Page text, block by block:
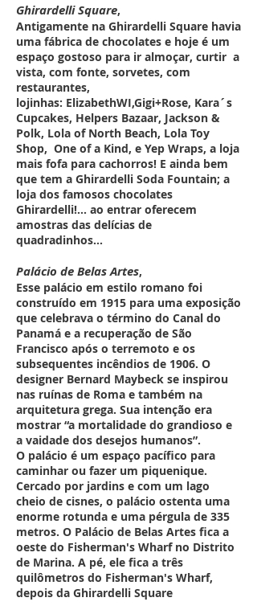
Ghirardelli Square,
Antigamente na Ghirardelli Square havia
uma fábrica de chocolates e hoje é um
espaço gostoso para ir almoçar, curtir a
vista, com fonte, sorvetes, com
restaurantes,
lojinhas: ElizabethWI,Gigi+Rose, Kara´s
Cupcakes, Helpers Bazaar, Jackson &
Polk, Lola of North Beach, Lola Toy
Shop, One of a Kind, e Yep Wraps, a loja
mais fofa para cachorros! E ainda bem
que tem a Ghirardelli Soda Fountain; a
loja dos famosos chocolates
Ghirardelli!... ao entrar oferecem
amostras das delícias de
quadradinhos...
Palácio de Belas Artes,
Esse palácio em estilo romano foi
construído em 1915 para uma exposição
que celebrava o término do Canal do
Panamá e a recuperação de São
Francisco após o terremoto e os
subsequentes incêndios de 1906. O
designer Bernard Maybeck se inspirou
nas ruínas de Roma e também na
arquitetura grega. Sua intenção era
mostrar “a mortalidade do grandioso e
a vaidade dos desejos humanos”.
O palácio é um espaço pacífico para
caminhar ou fazer um piquenique.
Cercado por jardins e com um lago
cheio de cisnes, o palácio ostenta uma
enorme rotunda e uma pérgula de 335
metros. O Palácio de Belas Artes fica a
oeste do Fisherman's Wharf no Distrito
de Marina. A pé, ele fica a três
quilômetros do Fisherman's Wharf,
depois da Ghirardelli Square